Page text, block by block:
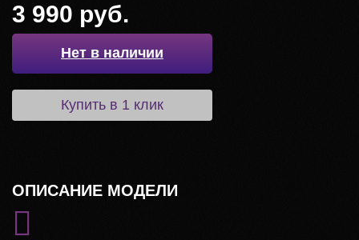
3 990 руб.
Нет в наличии
Купить в 1 клик
ОПИСАНИЕ МОДЕЛИ